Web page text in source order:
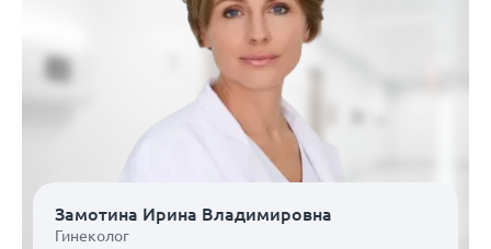
Замотина Ирина Владимировна
Гинеколог